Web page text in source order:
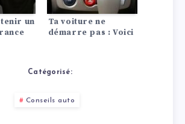
un
Ta voiture ne
démarre pas : Voici
Catégorisé:
Conseils auto